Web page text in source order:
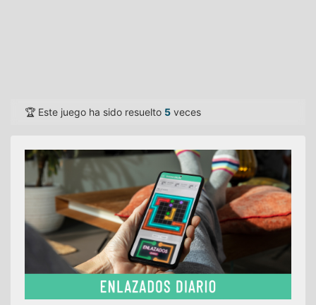
🏆 Este juego ha sido resuelto 5 veces